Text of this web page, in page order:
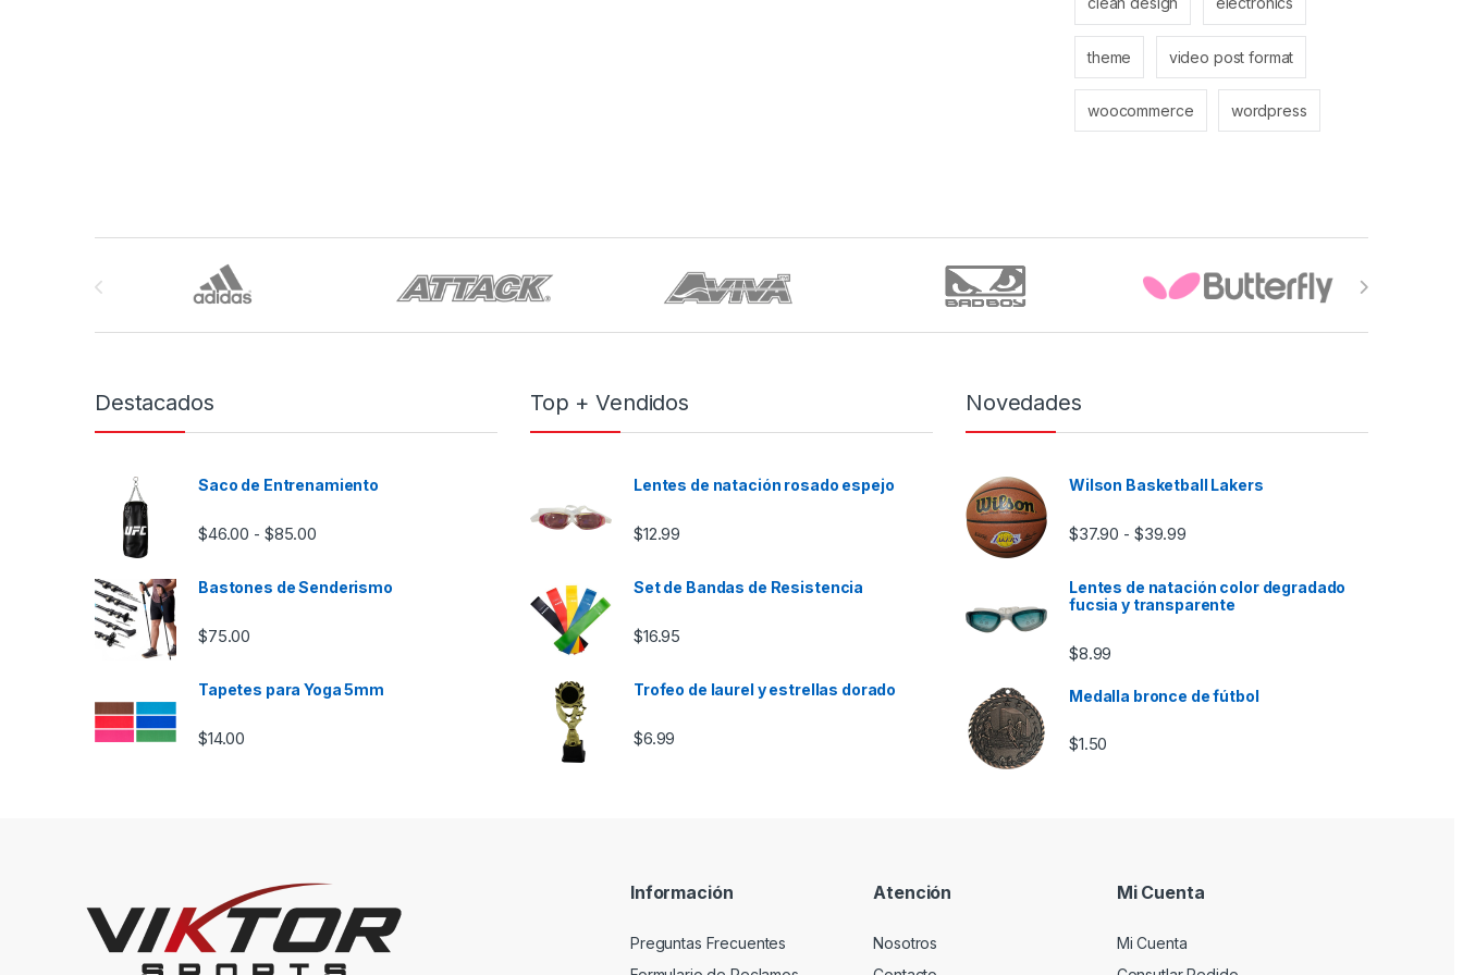
theme video post format
woocommerce wordpress
Destacados
Saco de Entrenamiento
$46.00 - $85.00 Rango de precios: desde $46.00 hasta $85.00
Bastones de Senderismo
$75.00
Tapetes para Yoga 5mm
$14.00
Top + Vendidos
Lentes de natación rosado espejo
$12.99
Set de Bandas de Resistencia
$16.95
Trofeo de laurel y estrellas dorado
$6.99
Novedades
Wilson Basketball Lakers
$37.90 - $39.99
Lentes de natación color degradado
fucsia y transparente
$8.99
Medalla bronce de fútbol
$1.50
Información
Preguntas Frecuentes
Atención
Nosotros
Mi Cuenta
Mi Cuenta